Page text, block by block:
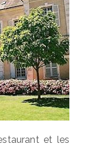
et les